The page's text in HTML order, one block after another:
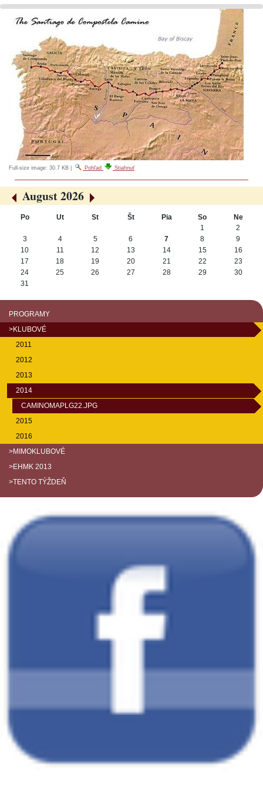
Full-size image: 30.7 KB Pohľad Stiahnuť
«
August 2026
»
Po Ut St Št Pia So
Ne
1
2
3
4 5 6 7 8
9
10
11 12 13 14 15
16
17
18 19 20 21 22
23
24
25 26 27 28 29
30
31
PROGRAMY
>KLUBOVÉ
2011
2012
2013
2014
CAMINOMAPLG22.JPG
2015
2016
>MIMOKLUBOVÉ
>EHMK 2013
>TENTO TÝŽDEŇ